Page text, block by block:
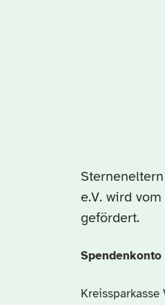
e.V. wird vom
gefördert.
Spendenkonto
Kreissparkasse